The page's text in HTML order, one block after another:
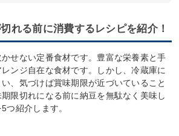
れる前に消費するレシピを紹介！
せない定番食材です。豊富な栄養素と手
ンジ自在な食材です。しかし、冷蔵庫に
、気づけば賞味期限が近づいていること
限切れになる前に納豆を無駄なく美味し
つ紹介します。